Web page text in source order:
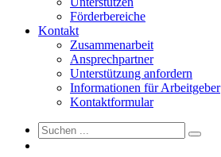
Förderbereiche
Kontakt
Zusammenarbeit
Ansprechpartner
Unterstützung anfordern
Informationen für Arbeitgeber
Kontaktformular